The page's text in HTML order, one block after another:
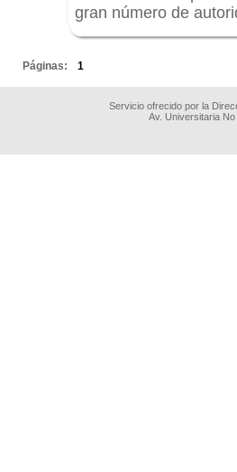
gran número de
Páginas: 1
Servicio ofrecido por la
Av. Universitaria